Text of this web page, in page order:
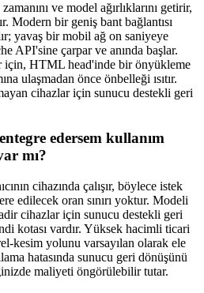
ve model ağırlıklarını getirir,
Modern bir geniş bant bağlantısı
yavaş bir mobil ağ on saniyeye
API'sine çarpar ve anında başlar.
için, HTML head'inde bir önyükleme
ulaşmadan önce önbelleği ısıtır.
cihazlar için sunucu destekli geri
edersem kullanım
mı?
cihazında çalışır, böylece istek
edilecek oran sınırı yoktur. Modeli
cihazlar için sunucu destekli geri
kotası vardır. Yüksek hacimli ticari
kesim yolunu varsayılan olarak ele
hatasında sunucu geri dönüşünü
maliyeti öngörülebilir tutar.